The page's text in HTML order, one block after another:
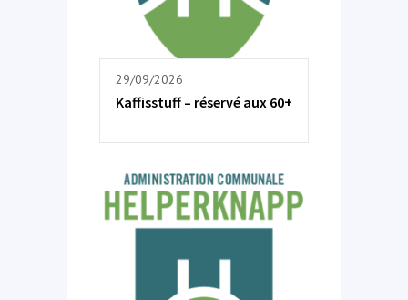
29/09/2026
Kaffisstuff – réservé aux 60+